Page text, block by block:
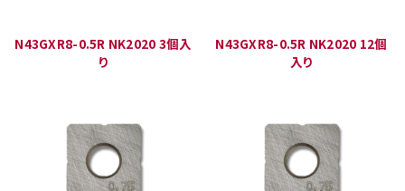
N43GXR8-0.5R NK2020 3個入
り
N43GXR8-0.5R NK2020 12個
入り